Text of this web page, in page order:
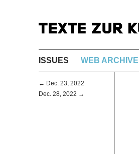
ISSUES WEB ARCHIVE
← Dec. 23, 2022
Dec. 28, 2022 →